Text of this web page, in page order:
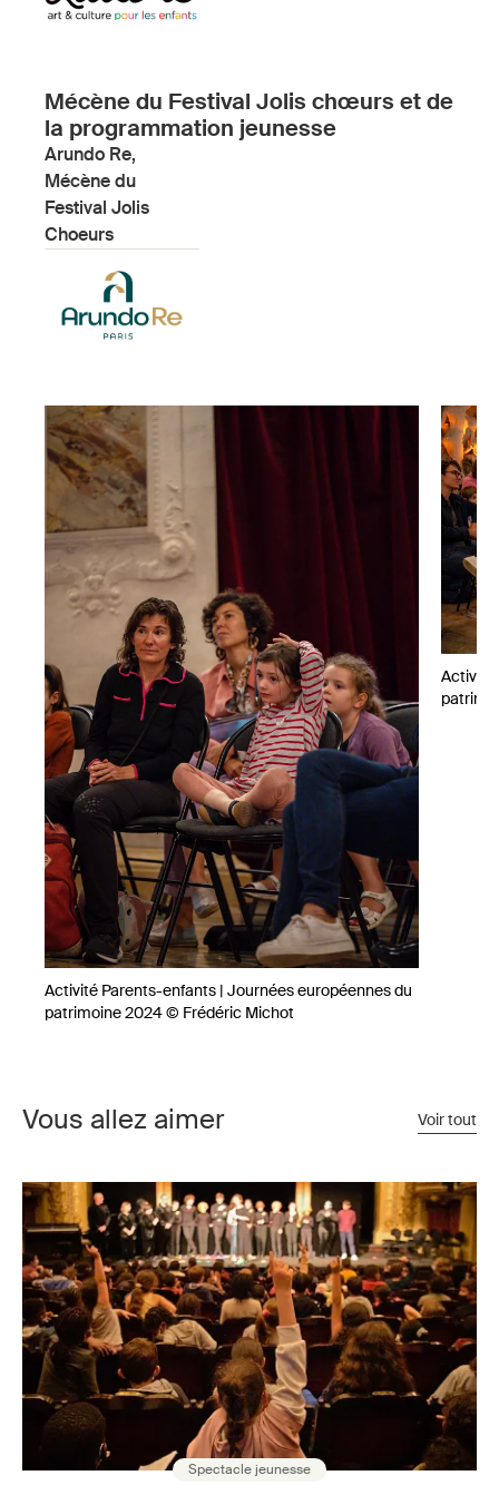
Mécène du Festival Jolis chœurs et de
la programmation jeunesse
Arundo Re,
Mécène du
Festival Jolis
Choeurs
Activité Parents-enfants | Journées européennes du
patrimoine 2024 © Frédéric Michot
Activité
Vous allez aimer Voir tout
Spectacle jeunesse